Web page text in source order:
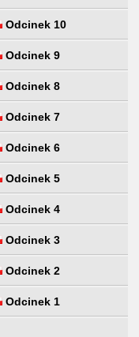
Odcinek 10
Odcinek 9
Odcinek 8
Odcinek 7
Odcinek 6
Odcinek 5
Odcinek 4
Odcinek 3
Odcinek 2
Odcinek 1